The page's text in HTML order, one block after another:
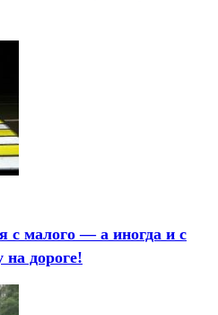
с малого — а иногда и с
на дороге!